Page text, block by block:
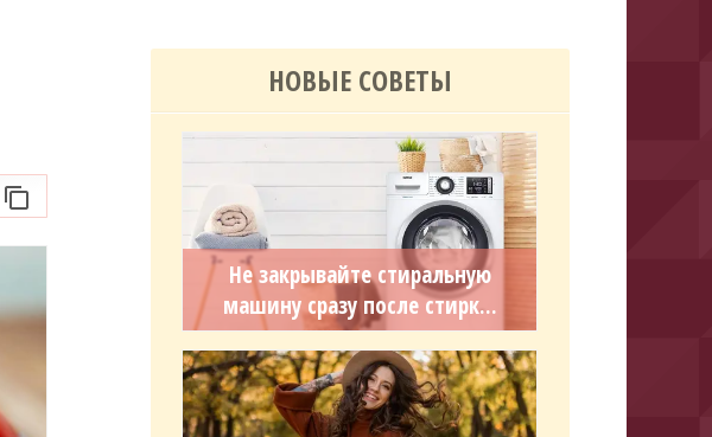
НОВЫЕ СОВЕТЫ
Не закрывайте стиральную
машину сразу после стирк...